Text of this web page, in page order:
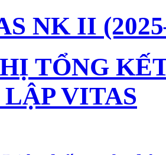
NK II
TỔNG
VITAS